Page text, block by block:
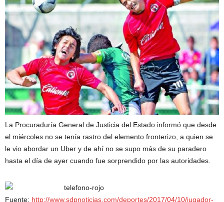
La Procuraduría General de Justicia del Estado informó que desde
el miércoles no se tenía rastro del elemento fronterizo, a quien se
le vio abordar un Uber y de ahí no se supo más de su paradero
hasta el día de ayer cuando fue sorprendido por las autoridades.
Fuente: http://www.sdpnoticias.com/deportes/2017/04/10/jugador-